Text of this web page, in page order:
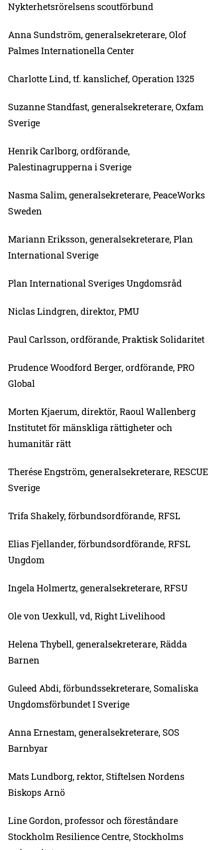
Nykterhetsrörelsens scoutförbund
Anna Sundström, generalsekreterare, Olof
Palmes Internationella Center
Charlotte Lind, tf. kanslichef, Operation 1325
Suzanne Standfast, generalsekreterare, Oxfam
Sverige
Henrik Carlborg, ordförande,
Palestinagrupperna i Sverige
Nasma Salim, generalsekreterare, PeaceWorks
Sweden
Mariann Eriksson, generalsekreterare, Plan
International Sverige
Plan International Sveriges Ungdomsråd
Niclas Lindgren, direktor, PMU
Paul Carlsson, ordförande, Praktisk Solidaritet
Prudence Woodford Berger, ordförande, PRO
Global
Morten Kjaerum, direktör, Raoul Wallenberg
Institutet för mänskliga rättigheter och
humanitär rätt
Therése Engström, generalsekreterare, RESCUE
Sverige
Trifa Shakely, förbundsordförande, RFSL
Elias Fjellander, förbundsordförande, RFSL
Ungdom
Ingela Holmertz, generalsekreterare, RFSU
Ole von Uexkull, vd, Right Livelihood
Helena Thybell, generalsekreterare, Rädda
Barnen
Guleed Abdi, förbundssekreterare, Somaliska
Ungdomsförbundet I Sverige
Anna Ernestam, generalsekreterare, SOS
Barnbyar
Mats Lundborg, rektor, Stiftelsen Nordens
Biskops Arnö
Line Gordon, professor och föreståndare
Stockholm Resilience Centre, Stockholms